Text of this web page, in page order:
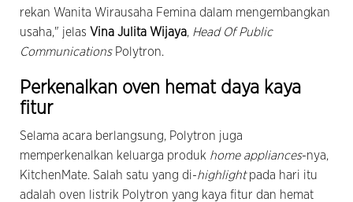
rekan Wanita Wirausaha Femina dalam mengembangkan
usaha," jelas Vina Julita Wijaya, Head Of Public
Communications Polytron.
Perkenalkan oven hemat daya kaya
fitur
Selama acara berlangsung, Polytron juga
memperkenalkan keluarga produk home appliances-nya,
KitchenMate. Salah satu yang di-highlightpada hari itu
adalah oven listrik Polytron yang kaya fitur dan hemat